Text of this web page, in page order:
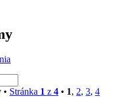
• Stránka 1 z 4 • 1, 2, 3, 4